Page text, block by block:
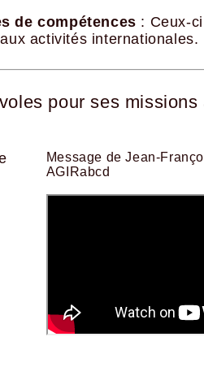
de compétences : Ceux-
activités internationales.
pour ses
Message de Jean-
AGIRabcd